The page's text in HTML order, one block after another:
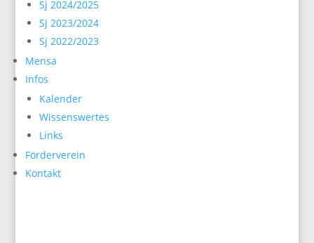
Sj 2024/2025
Sj 2023/2024
Sj 2022/2023
Mensa
Infos
Kalender
Wissenswertes
Links
Förderverein
Kontakt